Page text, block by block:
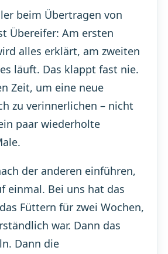
beim Übertragen von
Übereifer: Am ersten
alles erklärt, am zweiten
läuft. Das klappt fast nie.
Zeit, um eine neue
zu verinnerlichen – nicht
paar wiederholte
der anderen einführen,
einmal. Bei uns hat das
Füttern für zwei Wochen,
war. Dann das
Dann die